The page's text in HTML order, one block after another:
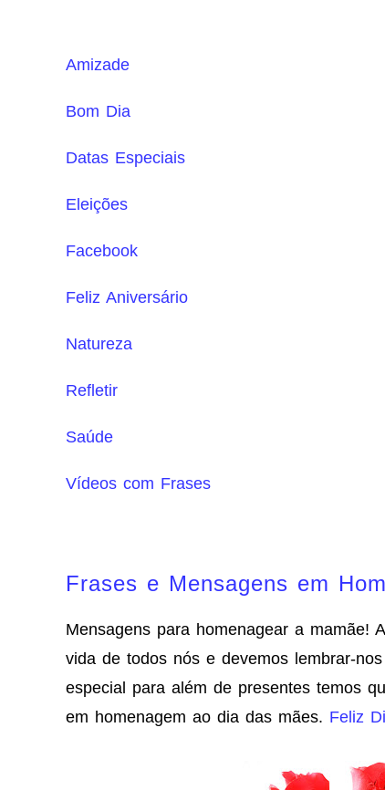
Amizade
Bom Dia
Datas Especiais
Eleições
Facebook
Feliz Aniversário
Natureza
Refletir
Saúde
Vídeos com Frases
Frases e Mensagens em
Mensagens para homenagear a mamãe!
vida de todos nós e devemos lembrar-
especial para além de presentes temos
em homenagem ao dia das mães. Feliz